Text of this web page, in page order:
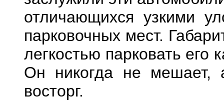
отличающихся узкими
парковочных мест.
легкостью парковать его
Он никогда не мешает,
восторг.